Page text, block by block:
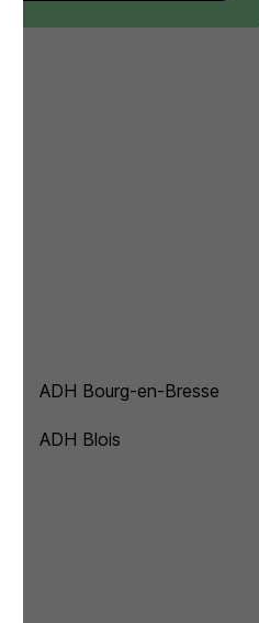
ADH Bourg-en-Bresse
ADH Blois